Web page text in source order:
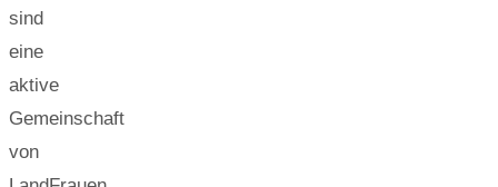
sind
eine
aktive
Gemeinschaft
von